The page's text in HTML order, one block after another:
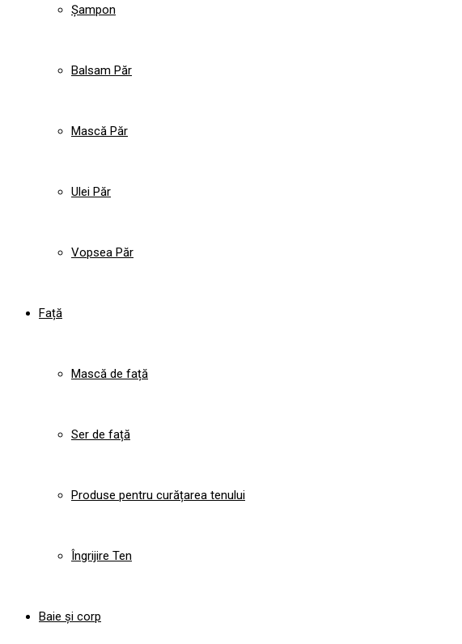
Șampon
Balsam Păr
Mască Păr
Ulei Păr
Vopsea Păr
Față
Mască de față
Ser de față
Produse pentru curățarea tenului
Îngrijire Ten
Baie și corp